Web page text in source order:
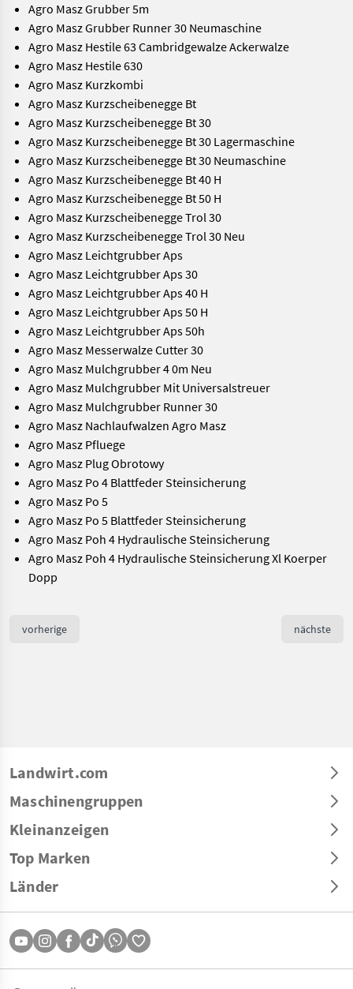
Agro Masz Grubber 5m
Agro Masz Grubber Runner 30 Neumaschine
Agro Masz Hestile 63 Cambridgewalze Ackerwalze
Agro Masz Hestile 630
Agro Masz Kurzkombi
Agro Masz Kurzscheibenegge Bt
Agro Masz Kurzscheibenegge Bt 30
Agro Masz Kurzscheibenegge Bt 30 Lagermaschine
Agro Masz Kurzscheibenegge Bt 30 Neumaschine
Agro Masz Kurzscheibenegge Bt 40 H
Agro Masz Kurzscheibenegge Bt 50 H
Agro Masz Kurzscheibenegge Trol 30
Agro Masz Kurzscheibenegge Trol 30 Neu
Agro Masz Leichtgrubber Aps
Agro Masz Leichtgrubber Aps 30
Agro Masz Leichtgrubber Aps 40 H
Agro Masz Leichtgrubber Aps 50 H
Agro Masz Leichtgrubber Aps 50h
Agro Masz Messerwalze Cutter 30
Agro Masz Mulchgrubber 4 0m Neu
Agro Masz Mulchgrubber Mit Universalstreuer
Agro Masz Mulchgrubber Runner 30
Agro Masz Nachlaufwalzen Agro Masz
Agro Masz Pfluege
Agro Masz Plug Obrotowy
Agro Masz Po 4 Blattfeder Steinsicherung
Agro Masz Po 5
Agro Masz Po 5 Blattfeder Steinsicherung
Agro Masz Poh 4 Hydraulische Steinsicherung
Agro Masz Poh 4 Hydraulische Steinsicherung Xl Koerper
Dopp
vorherige nächste
Landwirt.com
Maschinengruppen
Kleinanzeigen
Top Marken
Länder